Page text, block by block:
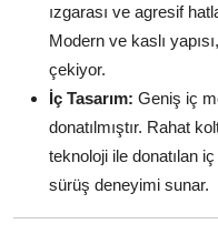
ızgarası ve agresif
Modern ve kaslı
çekiyor.
İç Tasarım: Geniş iç
donatılmıştır. Rahat
teknoloji ile donatılan
sürüş deneyimi sunar.